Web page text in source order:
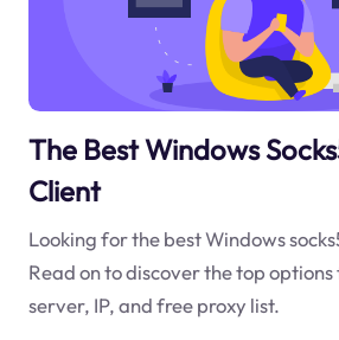
The Best Windows
Client
Looking for the best Windows
Read on to discover the top
server, IP, and free proxy list.